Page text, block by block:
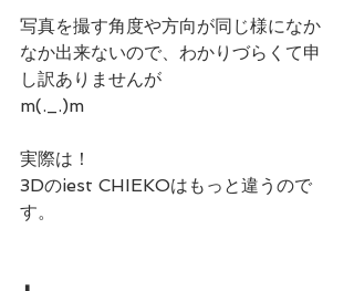
写真を撮す角度や方向が同じ様になか
なか出来ないので、わかりづらくて申
し訳ありませんが
m(._.)m
実際は！
3Dのiest CHIEKOはもっと違うので
す。